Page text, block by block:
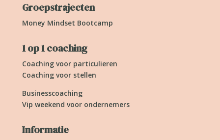
Groepstrajecten
Money Mindset Bootcamp
1 op 1 coaching
Coaching voor particulieren
Coaching voor stellen
Businesscoaching
Vip weekend voor ondernemers
Informatie